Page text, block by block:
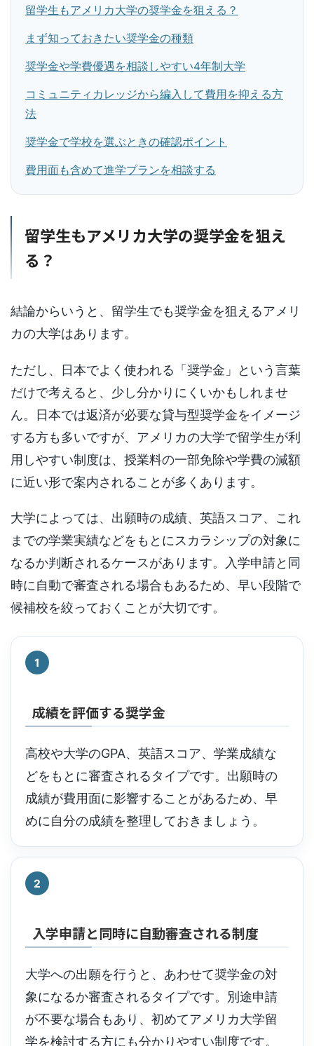
留学生もアメリカ大学の奨学金を狙える？
まず知っておきたい奨学金の種類
奨学金や学費優遇を相談しやすい4年制大学
コミュニティカレッジから編入して費用を抑える方
法
奨学金で学校を選ぶときの確認ポイント
費用面も含めて進学プランを相談する
留学生もアメリカ大学の奨学金を狙え
る？
結論からいうと、留学生でも奨学金を狙えるアメリ
カの大学はあります。
ただし、日本でよく使われる「奨学金」という言葉
だけで考えると、少し分かりにくいかもしれませ
ん。日本では返済が必要な貸与型奨学金をイメージ
する方も多いですが、アメリカの大学で留学生が利
用しやすい制度は、授業料の一部免除や学費の減額
に近い形で案内されることが多くあります。
大学によっては、出願時の成績、英語スコア、これ
までの学業実績などをもとにスカラシップの対象に
なるか判断されるケースがあります。入学申請と同
時に自動で審査される場合もあるため、早い段階で
候補校を絞っておくことが大切です。
1
成績を評価する奨学金
高校や大学のGPA、英語スコア、学業成績な
どをもとに審査されるタイプです。出願時の
成績が費用面に影響することがあるため、早
めに自分の成績を整理しておきましょう。
2
入学申請と同時に自動審査される制度
大学への出願を行うと、あわせて奨学金の対
象になるか審査されるタイプです。別途申請
が不要な場合もあり、初めてアメリカ大学留
学を検討する方にも分かりやすい制度です。